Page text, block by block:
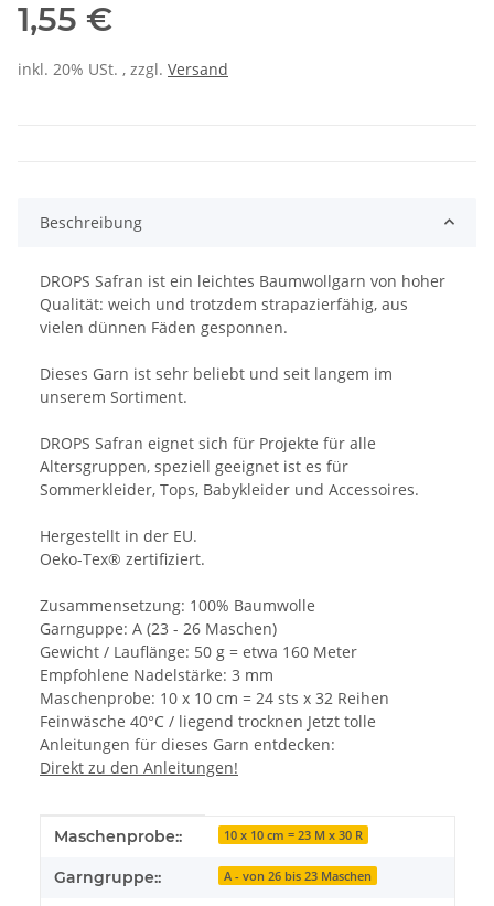
1,55 €
inkl. 20% USt. , zzgl. Versand
Beschreibung
DROPS Safran ist ein leichtes Baumwollgarn von hoher
Qualität: weich und trotzdem strapazierfähig, aus
vielen dünnen Fäden gesponnen.
Dieses Garn ist sehr beliebt und seit langem im
unserem Sortiment.
DROPS Safran eignet sich für Projekte für alle
Altersgruppen, speziell geeignet ist es für
Sommerkleider, Tops, Babykleider und Accessoires.
Hergestellt in der EU.
Oeko-Tex® zertifiziert.
Zusammensetzung: 100% Baumwolle
Garnguppe: A (23 - 26 Maschen)
Gewicht / Lauflänge: 50 g = etwa 160 Meter
Empfohlene Nadelstärke: 3 mm
Maschenprobe: 10 x 10 cm = 24 sts x 32 Reihen
Feinwäsche 40°C / liegend trocknen Jetzt tolle
Anleitungen für dieses Garn entdecken:
Direkt zu den Anleitungen!
Produkteigenschaft
Wert
Maschenprobe:: 10 x 10 cm = 23 M x 30 R
Garngruppe:: A - von 26 bis 23 Maschen